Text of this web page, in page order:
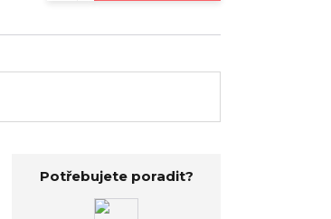
Potřebujete poradit?